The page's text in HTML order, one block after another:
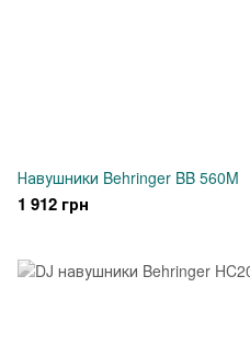
Навушники Behringer BB 560M
1 912 грн